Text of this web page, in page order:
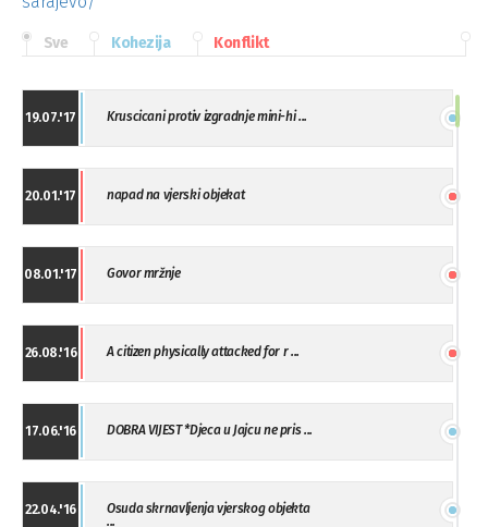
Sve Kohezija Konflikt
19.07.'17 Kruscicani protiv izgradnje mini-hi ...
20.01.'17 napad na vjerski objekat
08.01.'17 Govor mržnje
26.08.'16 A citizen physically attacked for r ...
17.06.'16 DOBRA VIJEST *Djeca u Jajcu ne pris ...
22.04.'16
Osuda skrnavljenja vjerskog objekta
...